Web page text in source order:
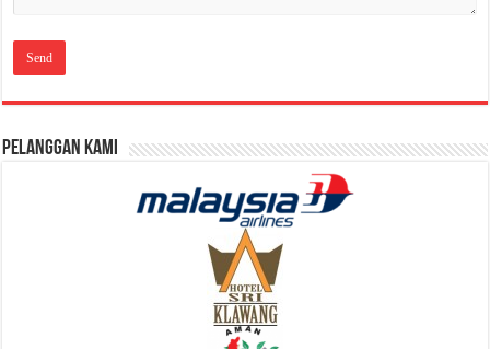
Pelanggan Kami